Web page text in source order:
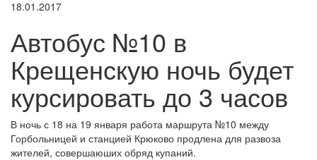
18.01.2017
Автобус №10 в
Крещенскую ночь будет
курсировать до 3 часов
В ночь с 18 на 19 января работа маршрута №10 между
Горбольницей и станцией Крюково продлена для развоза
жителей, совершаюших обряд купаний.